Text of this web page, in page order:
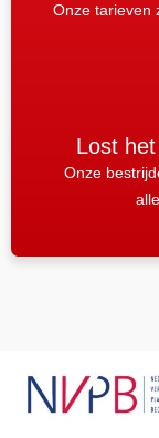
Onze tarieven
Lost
Onze